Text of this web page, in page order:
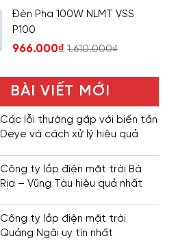
Đèn Pha 100W NLMT VSS
P100
966.000₫ 1.610.000₫
BÀI VIẾT MỚI
Các lỗi thường gặp với biến tần
Deye và cách xử lý hiệu quả
Công ty lắp điện mặt trời Bà
Rịa – Vũng Tàu hiệu quả nhất
Công ty lắp điện mặt trời
Quảng Ngãi uy tín nhất